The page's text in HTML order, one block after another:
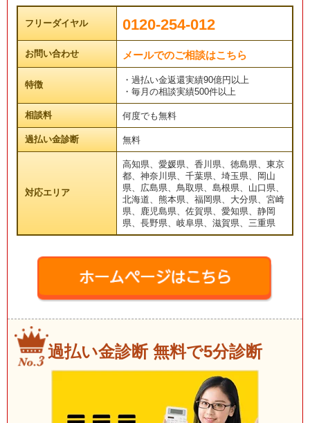
フリーダイヤル 0120-254-012
お問い合わせ メールでのご相談はこちら
特徴
・過払い金返還実績90億円以上
・毎月の相談実績500件以上
相談料 何度でも無料
過払い金診断 無料
対応エリア
高知県、愛媛県、香川県、徳島県、東京
都、神奈川県、千葉県、埼玉県、岡山
県、広島県、鳥取県、島根県、山口県、
北海道、熊本県、福岡県、大分県、宮崎
県、鹿児島県、佐賀県、愛知県、静岡
県、長野県、岐阜県、滋賀県、三重県
過払い金診断 無料で5分診断